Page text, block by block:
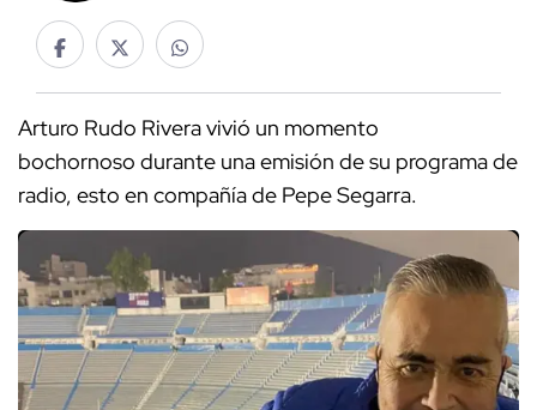
Arturo Rudo Rivera vivió un momento
bochornoso durante una emisión de su programa de
radio, esto en compañía de Pepe Segarra.